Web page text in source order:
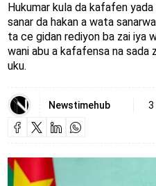
Hukumar kula da kafafen
sanar da hakan a wata
ta ce gidan rediyon ba zai iya
wani abu a kafafensa na sada
uku.
Newstimehub 3